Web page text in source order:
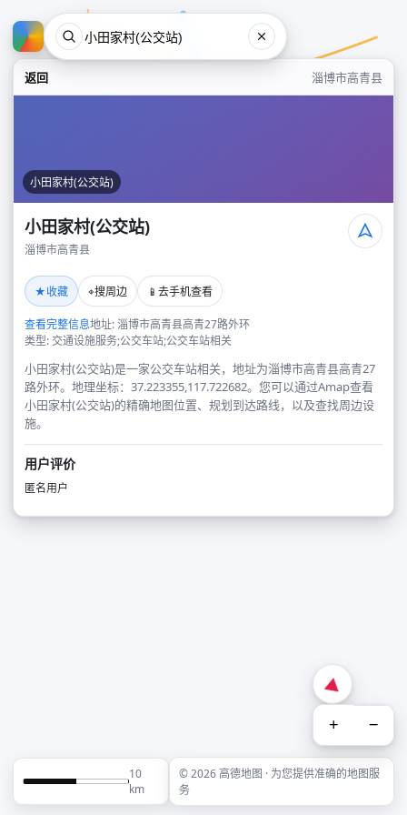
返回 淄博市高青县
小田家村(公交站)
小田家村(公交站)
淄博市高青县
★收藏 ⌖搜周边 📱 去手机查看
查看完整信息地址: 淄博市高青县高青27路外环
类型: 交通设施服务;公交车站;公交车站相关
小田家村(公交站)是一家公交车站相关，地址为淄博市高青县高青27
路外环。地理坐标：37.223355,117.722682。您可以通过Amap查看
小田家村(公交站)的精确地图位置、规划到达路线，以及查找周边设
施。
用户评价
匿名用户
+ −
10
km
© 2026 高德地图 · 为您提供准确的地图服
务